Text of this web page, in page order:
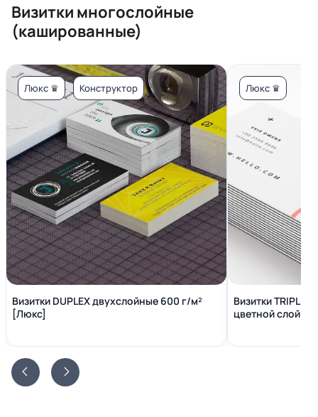
Визитки многослойные
(кашированные)
Люкс ♛ Конструктор
Визитки DUPLEX двухслойные 600 г/м²
[Люкс]
Люкс ♛
Визитки
цветной слой